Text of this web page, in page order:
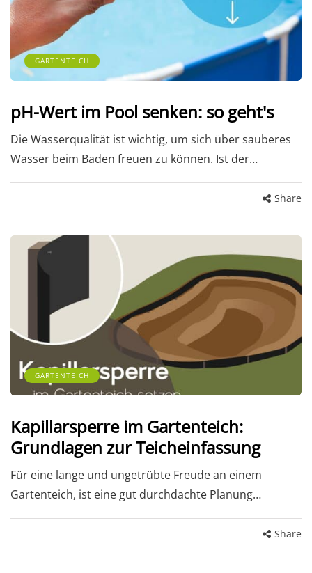
GARTENTEICH
pH-Wert im Pool senken: so geht's
Die Wasserqualität ist wichtig, um sich über sauberes
Wasser beim Baden freuen zu können. Ist der…
Share
GARTENTEICH
Kapillarsperre im Gartenteich:
Grundlagen zur Teicheinfassung
Für eine lange und ungetrübte Freude an einem
Gartenteich, ist eine gut durchdachte Planung…
Share